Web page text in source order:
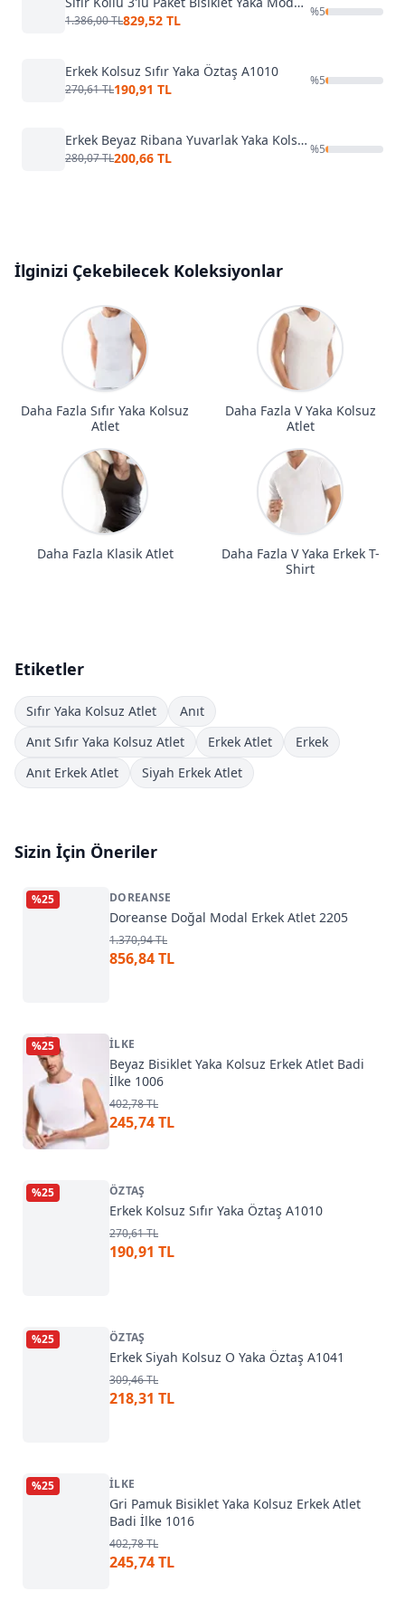
1.386,00 TL829,52 TL
%5
Erkek Kolsuz Sıfır Yaka Öztaş A1010
270,61 TL190,91 TL
%5
Erkek Beyaz Ribana Yuvarlak Yaka Kolsuz Atlet Arma Yıldız 1110
280,07 TL200,66 TL
%5
İlginizi Çekebilecek Koleksiyonlar
Daha Fazla Sıfır Yaka Kolsuz
Atlet
Daha Fazla V Yaka Kolsuz
Atlet
Daha Fazla Klasik Atlet
Daha Fazla V Yaka Erkek T-
Shirt
Etiketler
Sıfır Yaka Kolsuz Atlet
Anıt
Anıt Sıfır Yaka Kolsuz Atlet
Erkek Atlet
Erkek
Anıt Erkek Atlet
Siyah Erkek Atlet
Sizin İçin Öneriler
%25 DOREANSE
Doreanse Doğal Modal Erkek Atlet 2205
1.370,94 TL
856,84 TL
%25 İLKE
Beyaz Bisiklet Yaka Kolsuz Erkek Atlet Badi
İlke 1006
402,78 TL
245,74 TL
%25 ÖZTAŞ
Erkek Kolsuz Sıfır Yaka Öztaş A1010
270,61 TL
190,91 TL
%25 ÖZTAŞ
Erkek Siyah Kolsuz O Yaka Öztaş A1041
309,46 TL
218,31 TL
%25 İLKE
Gri Pamuk Bisiklet Yaka Kolsuz Erkek Atlet
Badi İlke 1016
402,78 TL
245,74 TL